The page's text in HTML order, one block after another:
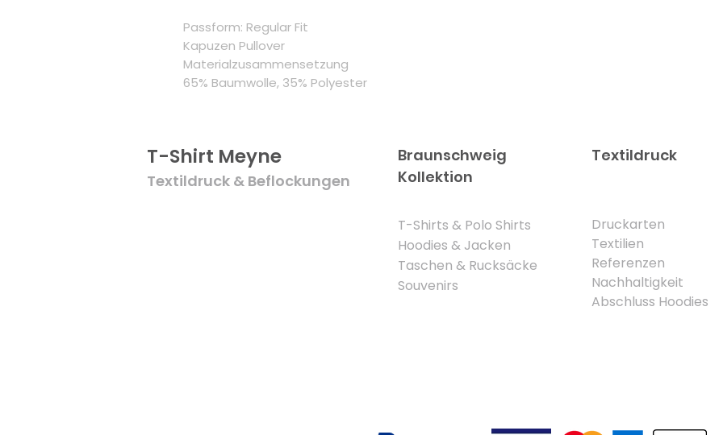
Passform: Regular Fit
Kapuzen Pullover
Materialzusammensetzung
65% Baumwolle, 35% Polyester
T-Shirt Meyne
Textildruck & Beflockungen
Braunschweig
Kollektion
Textildruck
​T-Shirts & Polo Shirts
Hoodies & Jacken
Taschen & Rucksäcke
Souvenirs
Druckarten
Textilien
Referenzen
Nachhaltigkeit
Abschluss Hoodies